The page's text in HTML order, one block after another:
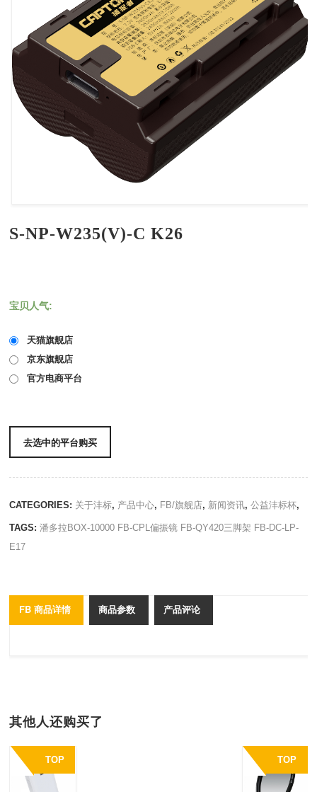
S-NP-W235(V)-C K26
宝贝人气:
天猫旗舰店
京东旗舰店
官方电商平台
去选中的平台购买
CATEGORIES: 关于沣标, 产品中心, FB/旗舰店, 新闻资讯,公益沣标杯,
TAGS:潘多拉BOX-10000 FB-CPL偏振镜 FB-QY420三脚架 FB-DC-LP-
E17
FB 商品详情 商品参数 产品评论
其他人还购买了
TOP TOP